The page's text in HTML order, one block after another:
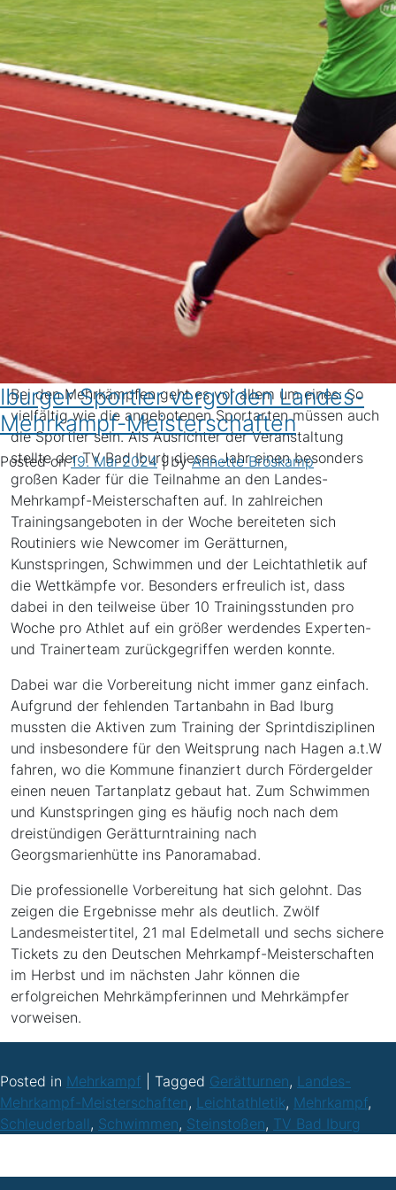
Iburger Sportler vergolden Landes-
Mehrkampf-Meisterschaften
Posted on19. Mai 2024|byAnnette Bröskamp
Bei den Mehrkämpfen geht es vor allem um eines: So
vielfältig wie die angebotenen Sportarten müssen auch
die Sportler sein. Als Ausrichter der Veranstaltung
stellte der TV Bad Iburg dieses Jahr einen besonders
großen Kader für die Teilnahme an den Landes-
Mehrkampf-Meisterschaften auf. In zahlreichen
Trainingsangeboten in der Woche bereiteten sich
Routiniers wie Newcomer im Gerätturnen,
Kunstspringen, Schwimmen und der Leichtathletik auf
die Wettkämpfe vor. Besonders erfreulich ist, dass
dabei in den teilweise über 10 Trainingsstunden pro
Woche pro Athlet auf ein größer werdendes Experten-
und Trainerteam zurückgegriffen werden konnte.
Dabei war die Vorbereitung nicht immer ganz einfach.
Aufgrund der fehlenden Tartanbahn in Bad Iburg
mussten die Aktiven zum Training der Sprintdisziplinen
und insbesondere für den Weitsprung nach Hagen a.t.W
fahren, wo die Kommune finanziert durch Fördergelder
einen neuen Tartanplatz gebaut hat. Zum Schwimmen
und Kunstspringen ging es häufig noch nach dem
dreistündigen Gerätturntraining nach
Georgsmarienhütte ins Panoramabad.
Die professionelle Vorbereitung hat sich gelohnt. Das
zeigen die Ergebnisse mehr als deutlich. Zwölf
Landesmeistertitel, 21 mal Edelmetall und sechs sichere
Tickets zu den Deutschen Mehrkampf-Meisterschaften
im Herbst und im nächsten Jahr können die
erfolgreichen Mehrkämpferinnen und Mehrkämpfer
vorweisen.
Posted in Mehrkampf Tagged Gerätturnen, Landes-
Mehrkampf-Meisterschaften, Leichtathletik, Mehrkampf,
Schleuderball, Schwimmen, Steinstoßen, TV Bad Iburg